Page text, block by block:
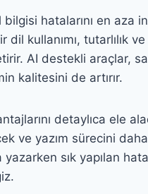
hatalarını en aza
kullanımı, tutarlılık
AI destekli araçlar,
kalitesini de artırır.
detaylıca ele
ve yazım sürecini
sık yapılan